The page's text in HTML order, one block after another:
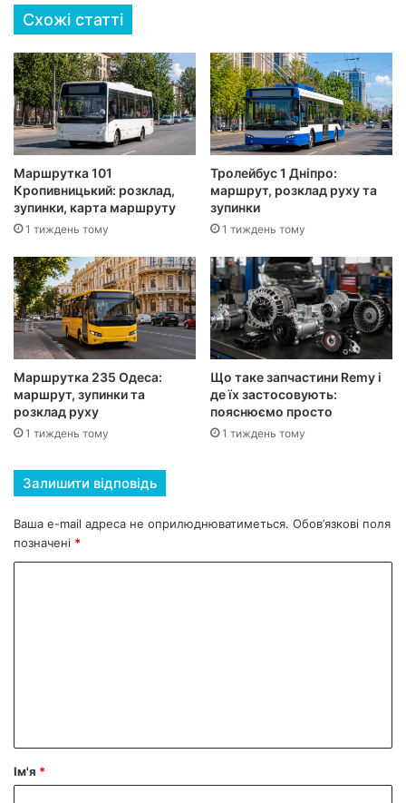
Схожі статті
Маршрутка 101
Кропивницький: розклад,
зупинки, карта маршруту
1 тиждень тому
Тролейбус 1 Дніпро:
маршрут, розклад руху та
зупинки
1 тиждень тому
Маршрутка 235 Одеса:
маршрут, зупинки та
розклад руху
1 тиждень тому
Що таке запчастини Remy і
де їх застосовують:
пояснюємо просто
1 тиждень тому
Залишити відповідь
Ваша e-mail адреса не оприлюднюватиметься. Обов’язкові поля
позначені *
р
Ім'я *